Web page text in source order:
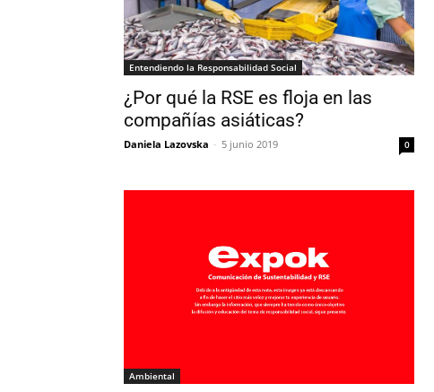
Entendiendo la Responsabilidad Social
¿Por qué la RSE es floja en las
compañías asiáticas?
Daniela Lazovska - 5 junio 2019 0
Ambiental